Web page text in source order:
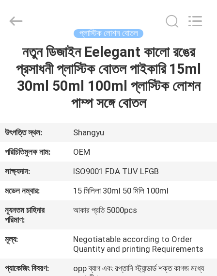
পণ্য
সম্পর্কে
ভ্রমণ
মান
যোগাযোগ
Plastic
প্লাস্টিক লোশন বোতল
নতুন ডিজাইন Eelegant কালো রঙের
প্রসাধনী প্লাস্টিক বোতল পাইকারি 15ml
30ml 50ml 100ml প্লাস্টিক লোশন
পাম্প সঙ্গে বোতল
উৎপত্তি স্থল:
Shangyu
পরিচিতিমুলক নাম:
OEM
সাক্ষ্যদান:
ISO9001 FDA TUV LFGB
মডেল নম্বার:
15 মিলিলা 30ml 50 মিলি 100ml
ন্যূনতম চাহিদার
পরিমাণ:
আকার প্রতি 5000pcs
মূল্য:
Negotiatable according to Order
Quantity and printing Requirements
প্যাকেজিং বিবরণ:
opp ব্যাগ এবং রপ্তানি স্ট্যান্ডার্ড শক্ত কাগজ মধ্যে